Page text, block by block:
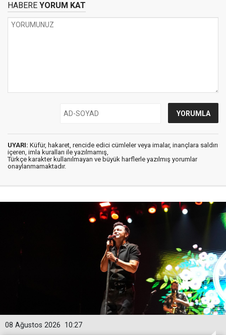
HABERE YORUM KAT
UYARI: Küfür, hakaret, rencide edici cümleler veya imalar, inançlara saldırı
içeren, imla kuralları ile yazılmamış,
Türkçe karakter kullanılmayan ve büyük harflerle yazılmış yorumlar
onaylanmamaktadır.
10:27
08 Ağustos 2026